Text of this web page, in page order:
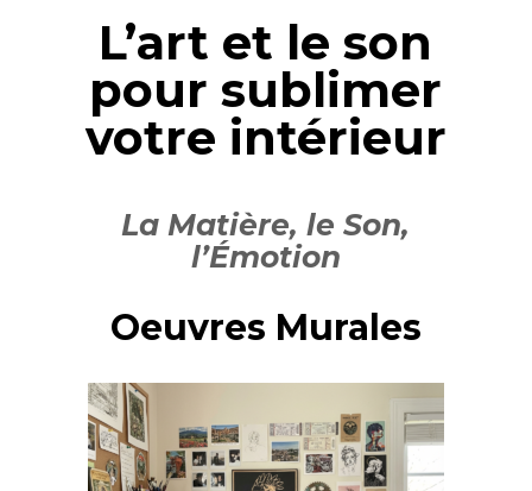
L’art et le son
pour sublimer
votre intérieur
La Matière, le Son,
l’Émotion
Oeuvres Murales